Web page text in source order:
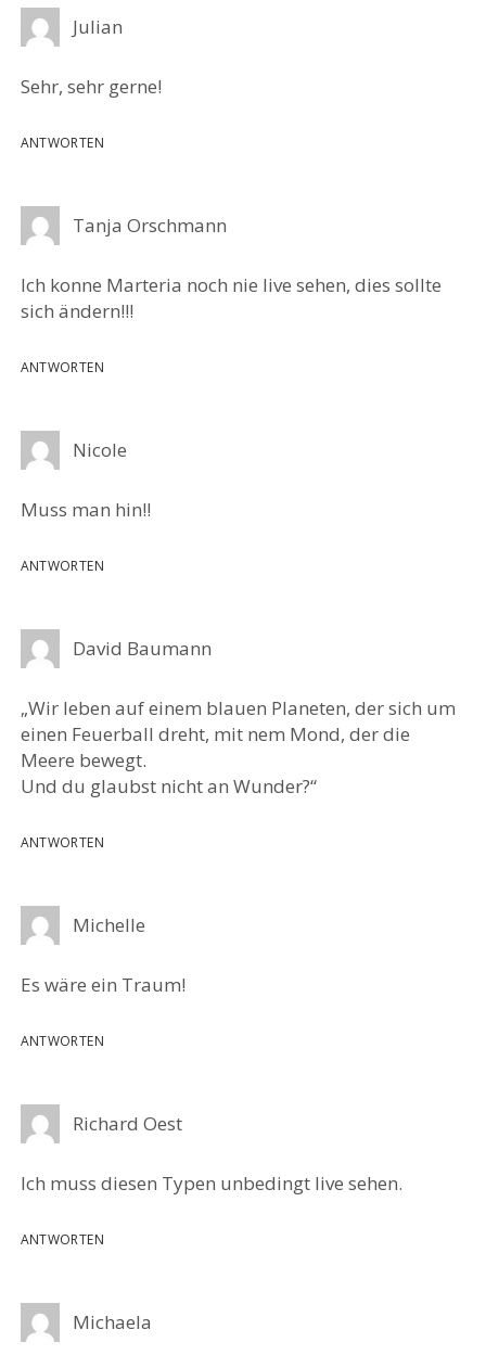
Julian
Sehr, sehr gerne!
ANTWORTEN
Tanja Orschmann
Ich konne Marteria noch nie live sehen, dies sollte
sich ändern!!!
ANTWORTEN
Nicole
Muss man hin!!
ANTWORTEN
David Baumann
„Wir leben auf einem blauen Planeten, der sich um
einen Feuerball dreht, mit nem Mond, der die
Meere bewegt.
Und du glaubst nicht an Wunder?“
ANTWORTEN
Michelle
Es wäre ein Traum!
ANTWORTEN
Richard Oest
Ich muss diesen Typen unbedingt live sehen.
ANTWORTEN
Michaela